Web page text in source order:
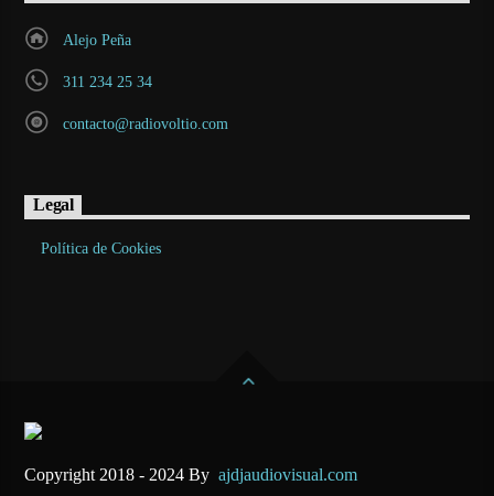
Alejo Peña
311 234 25 34
contacto@radiovoltio.com
Legal
Política de Cookies
Copyright 2018 - 2024 Byajdjaudiovisual.com